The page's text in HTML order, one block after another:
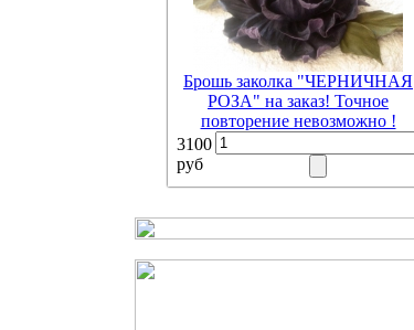
Брошь заколка "ЧЕРНИЧНАЯ
РОЗА" на заказ! Точное
повторение невозможно !
3100
руб